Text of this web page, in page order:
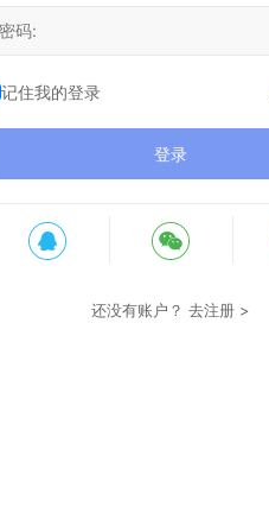
记住我的登录
登录
还没有账户？去注册 >